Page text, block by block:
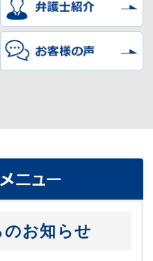
のお知らせ